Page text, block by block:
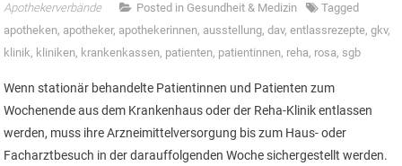
Apothekerverbände
Posted in Gesundheit & Medizin
Tagged
apotheken, apotheker, apothekerinnen, ausstellung,dav,entlassrezepte,gkv,
klinik, kliniken, krankenkassen, patienten, patientinnen, reha, rosa, sgb
Wenn stationär behandelte Patientinnen und Patienten zum
Wochenende aus dem Krankenhaus oder der Reha-Klinik entlassen
werden, muss ihre Arzneimittelversorgung bis zum Haus- oder
Facharztbesuch in der darauffolgenden Woche sichergestellt werden.